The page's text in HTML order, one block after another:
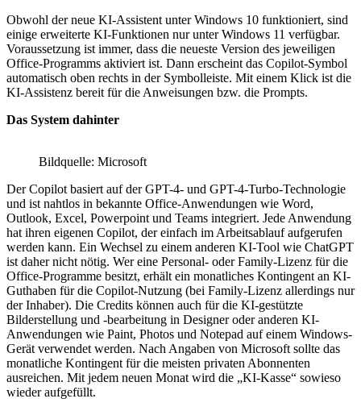
Obwohl der neue KI-Assistent unter Windows 10 funktioniert, sind
einige erweiterte KI-Funktionen nur unter Windows 11 verfügbar.
Voraussetzung ist immer, dass die neueste Version des jeweiligen
Office-Programms aktiviert ist. Dann erscheint das Copilot-Symbol
automatisch oben rechts in der Symbolleiste. Mit einem Klick ist die
KI-Assistenz bereit für die Anweisungen bzw. die Prompts.
Das System dahinter
Bildquelle: Microsoft
Der Copilot basiert auf der GPT-4- und GPT-4-Turbo-Technologie
und ist nahtlos in bekannte Office-Anwendungen wie Word,
Outlook, Excel, Powerpoint und Teams integriert. Jede Anwendung
hat ihren eigenen Copilot, der einfach im Arbeitsablauf aufgerufen
werden kann. Ein Wechsel zu einem anderen KI-Tool wie ChatGPT
ist daher nicht nötig. Wer eine Personal- oder Family-Lizenz für die
Office-Programme besitzt, erhält ein monatliches Kontingent an KI-
Guthaben für die Copilot-Nutzung (bei Family-Lizenz allerdings nur
der Inhaber). Die Credits können auch für die KI-gestützte
Bilderstellung und -bearbeitung in Designer oder anderen KI-
Anwendungen wie Paint, Photos und Notepad auf einem Windows-
Gerät verwendet werden. Nach Angaben von Microsoft sollte das
monatliche Kontingent für die meisten privaten Abonnenten
ausreichen. Mit jedem neuen Monat wird die „KI-Kasse“ sowieso
wieder aufgefüllt.